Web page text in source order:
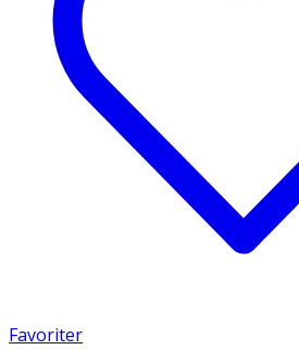
Favoriter